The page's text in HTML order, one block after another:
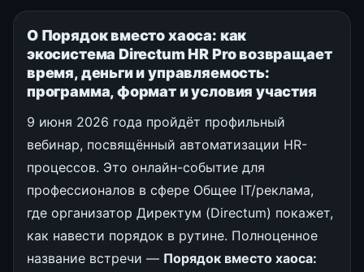
О Порядок вместо хаоса: как
экосистема Directum HR Pro возвращает
время, деньги и управляемость:
программа, формат и условия участия
9 июня 2026 года пройдёт профильный
вебинар, посвящённый автоматизации HR-
процессов. Это онлайн-событие для
профессионалов в сфере Общее IT/реклама,
где организатор Директум (Directum) покажет,
как навести порядок в рутине. Полноценное
название встречи — Порядок вместо хаоса: